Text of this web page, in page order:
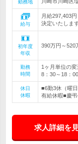
勤務地
給与
月給297,403
決定いたしま
初年度
年収
390万円～520
勤務
時間
1ヶ月単位の
8：30～18：
休日
休暇
■6勤3休（曜
有給休暇■慶
求人詳細を